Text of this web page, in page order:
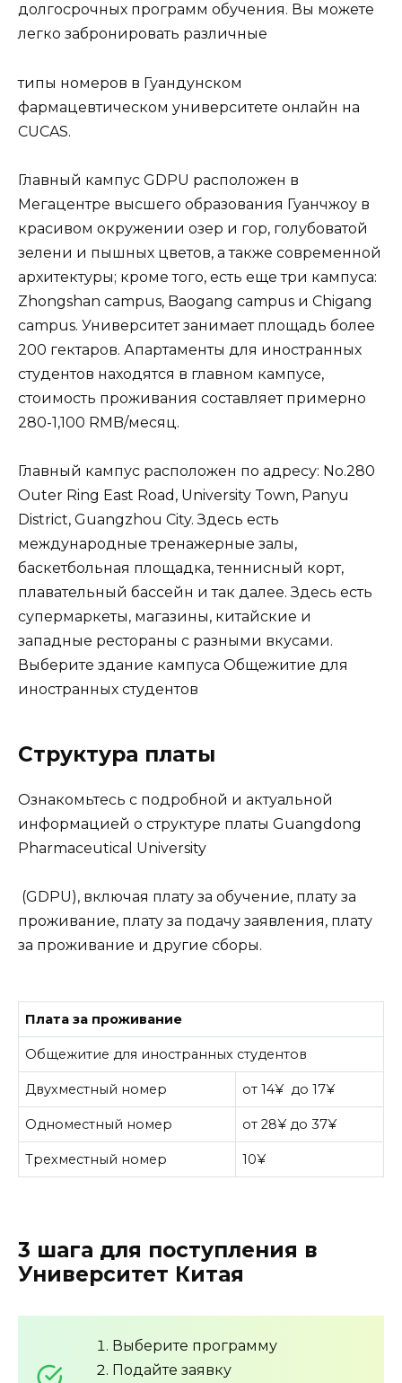
долгосрочных программ обучения. Вы можете
легко забронировать различные
типы номеров в Гуандунском
фармацевтическом университете онлайн на
CUCAS.
Главный кампус GDPU расположен в
Мегацентре высшего образования Гуанчжоу в
красивом окружении озер и гор, голубоватой
зелени и пышных цветов, а также современной
архитектуры; кроме того, есть еще три кампуса:
Zhongshan campus, Baogang campus и Chigang
campus. Университет занимает площадь более
200 гектаров. Апартаменты для иностранных
студентов находятся в главном кампусе,
стоимость проживания составляет примерно
280-1,100 RMB/месяц.
Главный кампус расположен по адресу: No.280
Outer Ring East Road, University Town, Panyu
District, Guangzhou City. Здесь есть
международные тренажерные залы,
баскетбольная площадка, теннисный корт,
плавательный бассейн и так далее. Здесь есть
супермаркеты, магазины, китайские и
западные рестораны с разными вкусами.
Выберите здание кампуса Общежитие для
иностранных студентов
Структура платы
Ознакомьтесь с подробной и актуальной
информацией о структуре платы Guangdong
Pharmaceutical University
(GDPU), включая плату за обучение, плату за
проживание, плату за подачу заявления, плату
за проживание и другие сборы.
Плата за проживание
Общежитие для иностранных студентов
Двухместный номер от 14¥ до 17¥
Одноместный номер от 28¥ до 37¥
Трехместный номер 10¥
3 шага для поступления в
Университет Китая
Выберите программу
Подайте заявку